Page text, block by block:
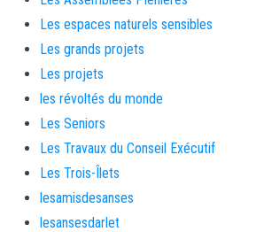
Les espaces naturels sensibles
Les grands projets
Les projets
les révoltés du monde
Les Seniors
Les Travaux du Conseil Exécutif
Les Trois-Îlets
lesamisdesanses
lesansesdarlet